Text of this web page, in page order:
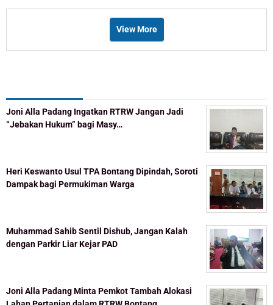
View More
Joni Alla Padang Ingatkan RTRW Jangan Jadi
“Jebakan Hukum” bagi Masy…
Heri Keswanto Usul TPA Bontang Dipindah, Soroti
Dampak bagi Permukiman Warga
Muhammad Sahib Sentil Dishub, Jangan Kalah
dengan Parkir Liar Kejar PAD
Joni Alla Padang Minta Pemkot Tambah Alokasi